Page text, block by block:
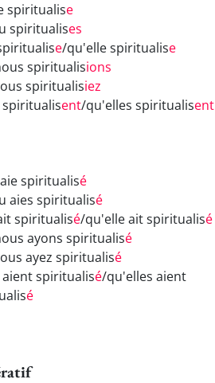
spiritualise
spiritualises
e/qu'elle spiritualise
spiritualisions
spiritualisiez
ent/qu'elles spiritualisent
spiritualisé
aies spiritualisé
spiritualisé/qu'elle ait spiritualisé
ayons spiritualisé
ayez spiritualisé
spiritualisé/qu'elles aient
é